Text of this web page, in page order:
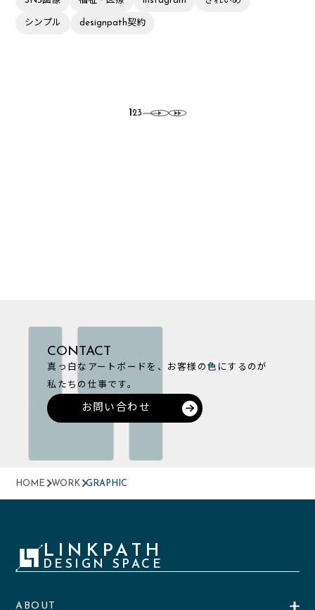
シンプル designpath契約
1 23
CONTACT
真っ白なアートボードを、お客様の 色 にするのが
私たちの仕事です。
お問い合わせ
HOME WORK GRAPHIC
LINKPATH
DESIGN SPACE
ABOUT